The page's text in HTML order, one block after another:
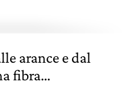
arance e dal
fibra